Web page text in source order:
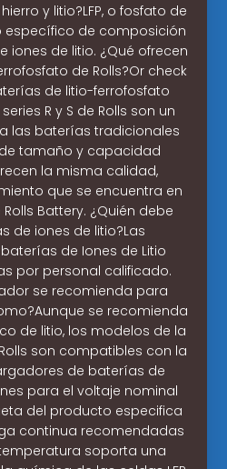
y litio?LFP, o fosfato de
específico de composición
de litio. ¿Qué ofrecen
de Rolls?Or check
de litio-ferrofosfato
R y S de Rolls son un
las baterías tradicionales
tamaño y capacidad
la misma calidad,
que se encuentra en
Battery. ¿Quién debe
de iones de litio?Las
de Iones de Litio
por personal calificado.
se recomienda para
se recomienda
de litio, los modelos de la
Rolls son compatibles con la
de baterías de
para el voltaje nominal
del producto especifica
continua recomendadas
soporta una